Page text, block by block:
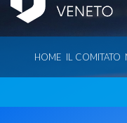
HOME IL COMITATO